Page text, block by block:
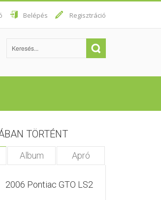
Belépés Regisztráció
TÖRTÉNT
Album Apró
2006 Pontiac GTO LS2